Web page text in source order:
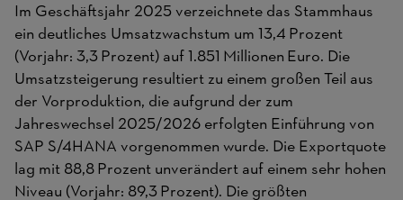
Im Geschäftsjahr 2025 verzeichnete das Stammhaus
ein deutliches Umsatzwachstum um 13,4 Prozent
(Vorjahr: 3,3 Prozent) auf 1.851 Millionen Euro. Die
Umsatzsteigerung resultiert zu einem großen Teil aus
der Vorproduktion, die aufgrund der zum
Jahreswechsel 2025/2026 erfolgten Einführung von
SAP S/4HANA vorgenommen wurde. Die Exportquote
lag mit 88,8 Prozent unverändert auf einem sehr hohen
Niveau (Vorjahr: 89,3 Prozent). Die größten